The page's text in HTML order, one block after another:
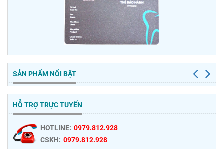
SẢN PHẨM NỔI BẬT
HỖ TRỢ TRỰC TUYẾN
HOTLINE: 0979.812.928
CSKH: 0979.812.928